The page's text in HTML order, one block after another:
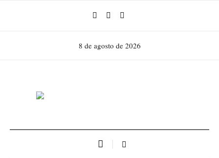
8 de agosto de 2026